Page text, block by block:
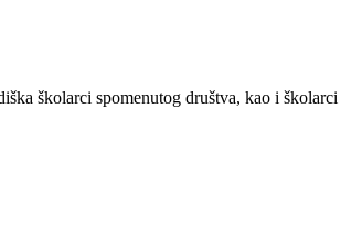
školarci spomenutog društva, kao i